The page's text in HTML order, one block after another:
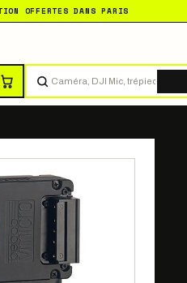
OFFERTES DANS PARIS